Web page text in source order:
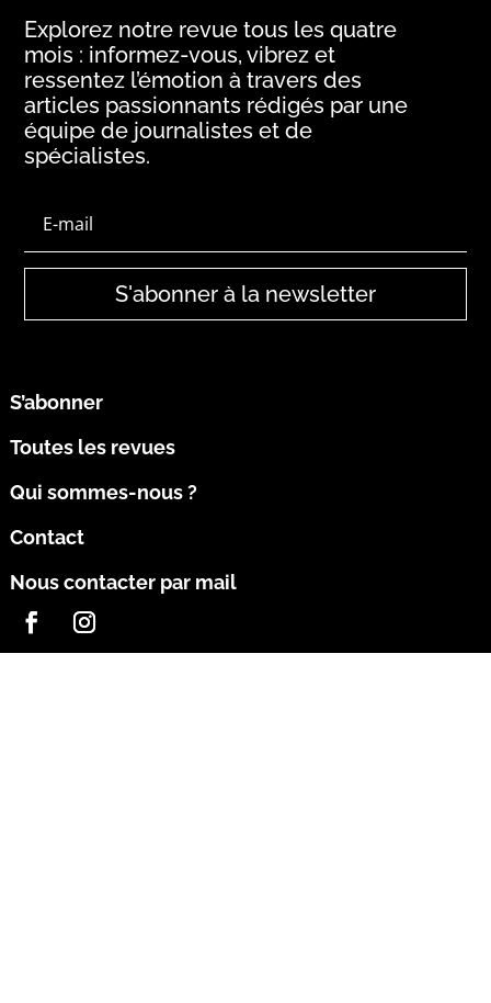
Explorez notre revue tous les quatre
mois : informez-vous, vibrez et
ressentez l’émotion à travers des
articles passionnants rédigés par une
équipe de journalistes et de
spécialistes.
S'abonner à la newsletter
S’abonner
Toutes les revues
Qui sommes-nous ?
Contact
Nous contacter par mail